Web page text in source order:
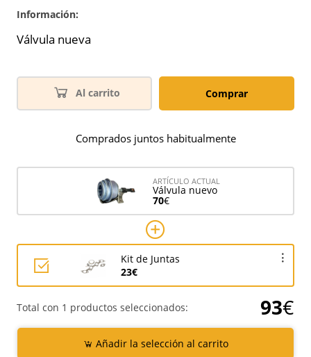
Información:
Válvula nueva
Al carrito Comprar
Comprados juntos habitualmente
ARTÍCULO ACTUAL
Válvula nuevo
70€
Kit de Juntas
23€
Total con 1 productos seleccionados: 93€
Añadir la selección al carrito